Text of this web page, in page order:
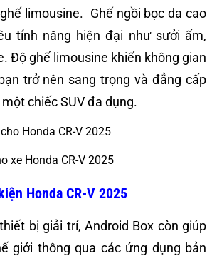
limousine. Ghế ngồi bọc da cao
tính năng hiện đại như sưởi ấm,
Độ ghế limousine khiến không gian
trở nên sang trọng và đẳng cấp
chiếc SUV đa dụng.
xe Honda CR-V 2025
Honda CR-V 2025
bị giải trí, Android Box còn giúp
giới thông qua các ứng dụng bản